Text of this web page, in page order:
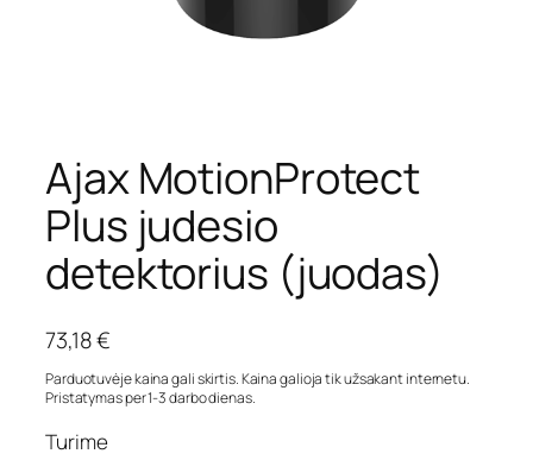
Ajax MotionProtect
Plus judesio
detektorius (juodas)
73,18€
Parduotuvėje kaina gali skirtis. Kaina galioja tik užsakant internetu.
Pristatymas per 1-3 darbo dienas.
Turime